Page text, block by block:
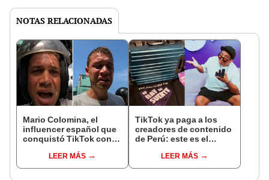
NOTAS RELACIONADAS
Mario Colomina, el
influencer español que
conquistó TikTok con
"Mi amor nació por la
gastronomía"
LEER MÁS
TikTok ya paga a los
creadores de contenido
de Perú: este es el
llegar a cobrar por 1.000
vistas
LEER MÁS